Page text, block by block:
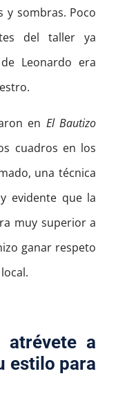
y sombras. Poco
del taller ya
Leonardo era
en El Bautizo
cuadros en los
una técnica
evidente que la
muy superior a
ganar respeto
atrévete a
estilo para